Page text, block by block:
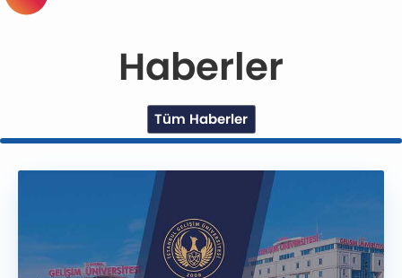
Haberler
Tüm Haberler